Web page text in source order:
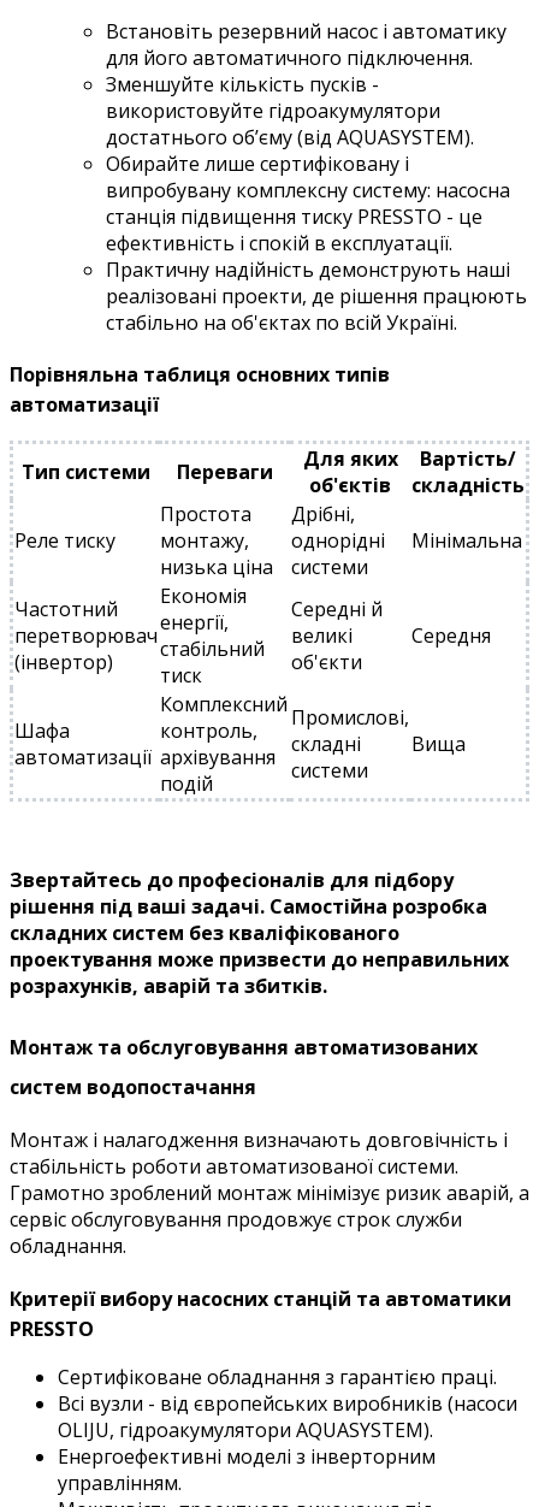
Встановіть резервний насос і автоматику
для його автоматичного підключення.
Зменшуйте кількість пусків -
використовуйте гідроакумулятори
достатнього об’єму (від AQUASYSTEM).
Обирайте лише сертифіковану і
випробувану комплексну систему: насосна
станція підвищення тиску PRESSTO - це
ефективність і спокій в експлуатації.
Практичну надійність демонструють наші
реалізовані проекти, де рішення працюють
стабільно на об'єктах по всій Україні.
Порівняльна таблиця основних типів
автоматизації
Тип системи Переваги
Для яких
об'єктів
Вартість/
складність
Реле тиску
Простота
монтажу,
низька ціна
Дрібні,
однорідні
системи
Мінімальна
Частотний
перетворювач
(інвертор)
Економія
енергії,
стабільний
тиск
Середні й
великі
об'єкти
Середня
Шафа
автоматизації
Комплексний
контроль,
архівування
подій
Промислові,
складні
системи
Вища
Звертайтесь до професіоналів для підбору
рішення під ваші задачі. Самостійна розробка
складних систем без кваліфікованого
проектування може призвести до неправильних
розрахунків, аварій та збитків.
Монтаж та обслуговування автоматизованих
систем водопостачання
Монтаж і налагодження визначають довговічність і
стабільність роботи автоматизованої системи.
Грамотно зроблений монтаж мінімізує ризик аварій, а
сервіс обслуговування продовжує строк служби
обладнання.
Критерії вибору насосних станцій та автоматики
PRESSTO
Сертифіковане обладнання з гарантією праці.
Всі вузли - від європейських виробників (насоси
OLIJU, гідроакумулятори AQUASYSTEM).
Енергоефективні моделі з інверторним
управлінням.